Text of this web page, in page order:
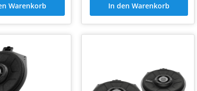
Warenkorb In den Warenkorb